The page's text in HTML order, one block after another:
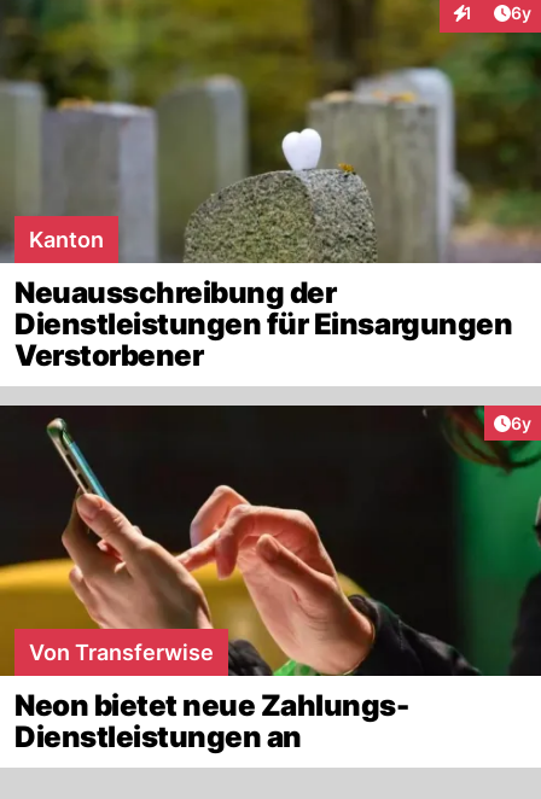
1 6y
Kanton
Neuausschreibung der
Dienstleistungen für Einsargungen
Verstorbener
6y
Von Transferwise
Neon bietet neue Zahlungs-
Dienstleistungen an